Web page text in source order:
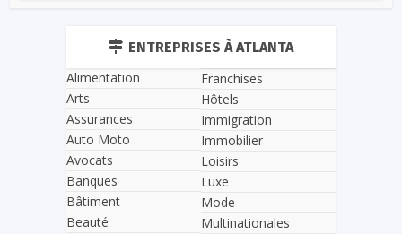
ENTREPRISES À ATLANTA
Alimentation
Arts
Assurances
Auto Moto
Avocats
Banques
Bâtiment
Beauté
Franchises
Hôtels
Immigration
Immobilier
Loisirs
Luxe
Mode
Multinationales